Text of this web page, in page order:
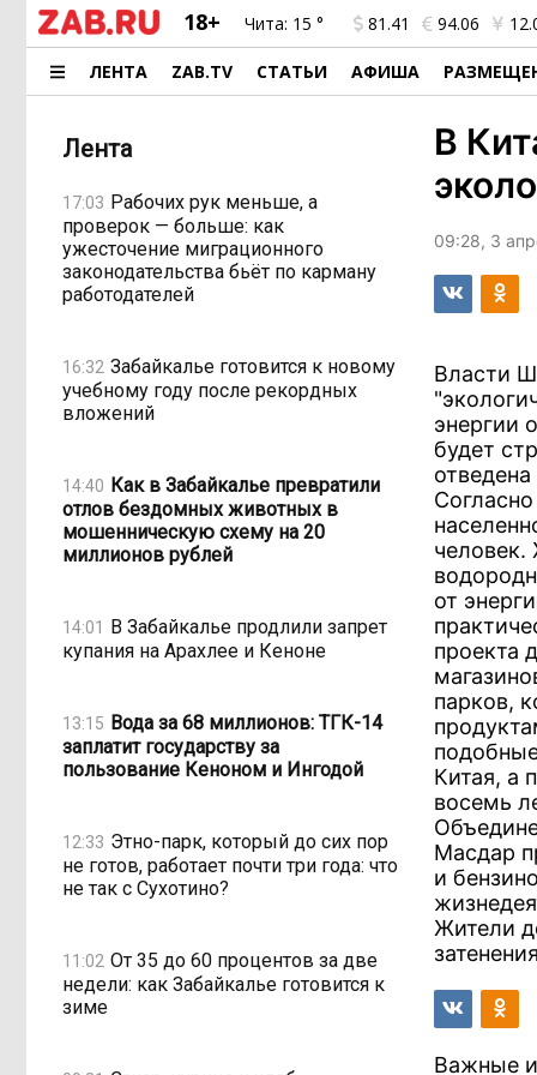
18+ Чита: 15 ° 81.41 94.06
ЛЕНТА ZAB.TV СТАТЬИ АФИША
Лента
17:03 Рабочих рук меньше, а
проверок — больше: как
ужесточение миграционного
законодательства бьёт по карману
работодателей
16:32 Забайкалье готовится к новому
учебному году после рекордных
вложений
14:40 Как в Забайкалье превратили
отлов бездомных животных в
мошенническую схему на 20
миллионов рублей
14:01 В Забайкалье продлили запрет
купания на Арахлее и Кеноне
13:15 Вода за 68 миллионов: ТГК-14
заплатит государству за
пользование Кеноном и Ингодой
12:33 Этно-парк, который до сих пор
не готов, работает почти три года: что
не так с Сухотино?
11:02 От 35 до 60 процентов за две
недели: как Забайкалье готовится к
зиме
В
09:28, 3
Власти
энергии
будет
человек.
от
проекта
парков,
Китая, а
восемь
Масдар
и
Жители
Важные